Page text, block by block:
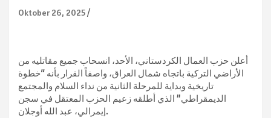
Oktober 26, 2025
أعلن حزب العمال الكردستاني، الأحد، انسحاب جميع مقاتليه من
الأراضي التركية باتجاه شمال العراق، واصفاً القرار بأنه “خطوة
تاريخية وبداية للمرحلة الثانية من نداء السلام والمجتمع
الديمقراطي” الذي أطلقه زعيم الحزب المعتقل في سجن
إيمرالي، عبد الله أوجلان.